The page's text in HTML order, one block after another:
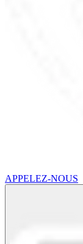
APPELEZ-NOUS